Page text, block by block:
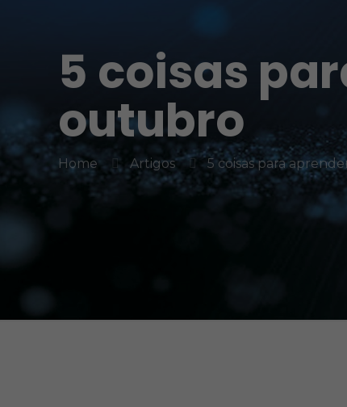
5 coisas
outubro
Home Artigos 5 coisas para